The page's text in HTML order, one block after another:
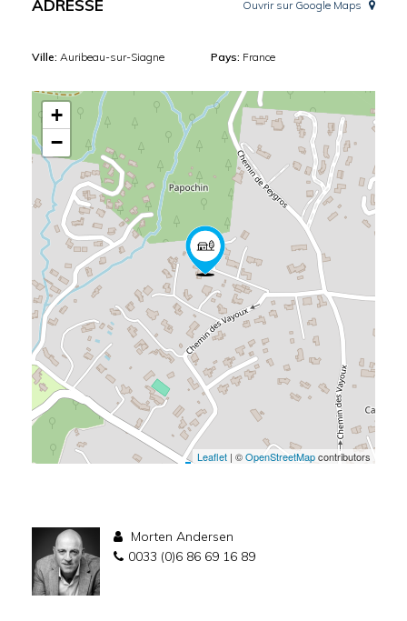
ADRESSE Ouvrir sur Google Maps
Ville: Auribeau-sur-Siagne Pays: France
+
−
Leaflet | ©OpenStreetMapcontributors
Morten Andersen
0033 (0)6 86 69 16 89